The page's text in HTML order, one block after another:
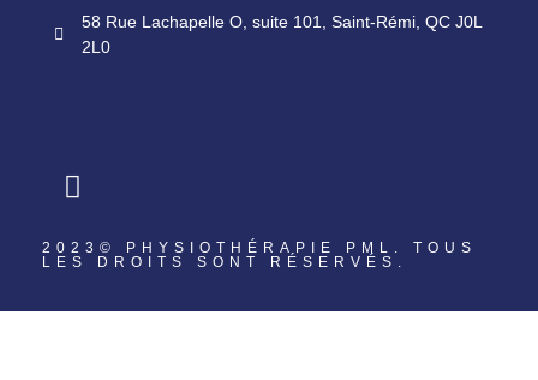
58 Rue Lachapelle O, suite 101, Saint-Rémi, QC J0L
2L0
2023© PHYSIOTHÉRAPIE PML. TOUS
LES DROITS SONT RÉSERVÉS.